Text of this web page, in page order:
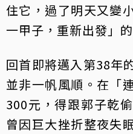
住它，過了明天又變
一甲子，重新出發」
回首即將邁入第38年
並非一帆風順。在「
300元，得跟郭子乾
曾因巨大挫折整夜失